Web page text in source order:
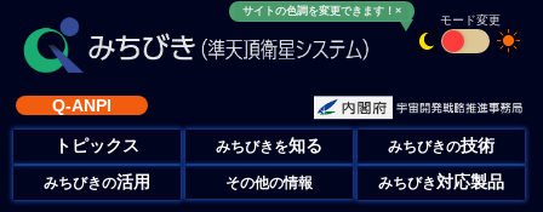
サイトの色調を変更できます！×
モード変更
Q-ANPI
トピックス みちびきを知る みちびきの技術
みちびきの活用 その他の情報 みちびき対応製品